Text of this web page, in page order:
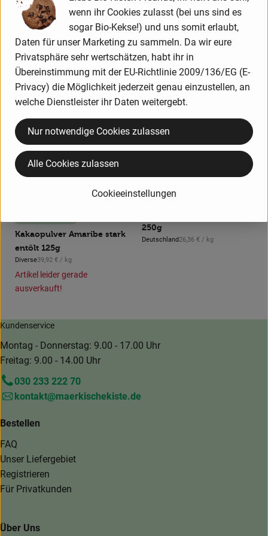
Für Kitas
Privatkunden-Shop
, Preis:
Kakao stark entölt 125g
, Herkunft:
Diverse, Referenzpreis:
37,52 € / kg
, Preis:
Kakaopulver Amaribe stark
entölt 125g
, Herkunft:
Diverse, Referenzpreis:
39,92 € / kg
Artikel leider gerade
ausverkauft!
Produkt zu Favouriten hinzufügen
6,59 €/ Stück
250g
, Herkunft:
Deutschland, Referenzpreis:
26,36 € / kg
Produkt zu Favouriten hinzufügen
Kundenservice
Montag - Donnerstag: 9.00 - 17.00 Uhr
Freitag: 9.00 - 14.00 Uhr
030 233 222 70
kontakt@maerkischekiste.de
Bestellen
FAQ
Unser Liefergebiet
Registrieren
Für Privatkunden
Über Uns
wenn ihr Cookies zulasst (bei uns sind es
sogar Bio-Kekse!) und uns somit erlaubt,
Daten für unser Marketing zu sammeln. Da wir eure
Privatsphäre sehr wertschätzen, habt ihr in
Übereinstimmung mit der EU-Richtlinie 2009/136/EG (E-
Privacy) die Möglichkeit jederzeit genau einzustellen, an
welche Dienstleister ihr Daten weitergebt.
Cookieeinstellungen
Nur notwendige Cookies zulassen
Alle Cookies zulassen